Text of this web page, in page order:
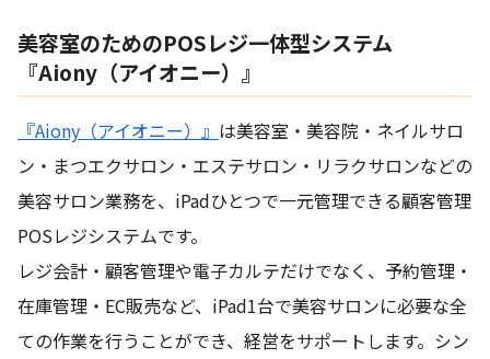
美容室のためのPOSレジ一体型システム
『Aiony（アイオニー）』
『Aiony（アイオニー）』 は美容室・美容院・ネイルサロ
ン・まつエクサロン・エステサロン・リラクサロンなどの
美容サロン業務を、iPadひとつで一元管理できる顧客管理
POSレジシステムです。
レジ会計・顧客管理や電子カルテだけでなく、予約管理・
在庫管理・EC販売など、iPad1台で美容サロンに必要な全
ての作業を行うことができ、経営をサポートします。シン